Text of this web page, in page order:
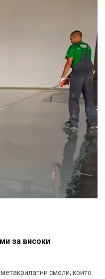
за високи
смоли, които